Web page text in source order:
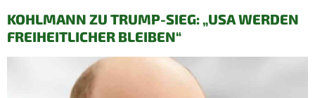
KOHLMANN ZU TRUMP-SIEG: „USA WERDEN
FREIHEITLICHER BLEIBEN“